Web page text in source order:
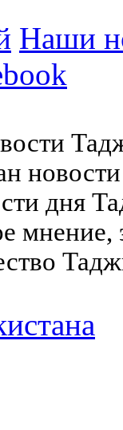
Наши
дня